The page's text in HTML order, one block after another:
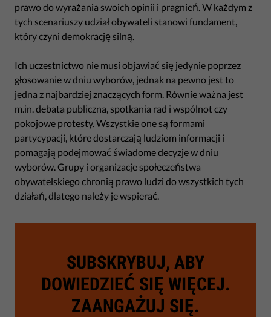
prawo do wyrażania swoich opinii i pragnień. W każdym z
tych scenariuszy udział obywateli stanowi fundament,
który czyni demokrację silną.
Ich uczestnictwo nie musi objawiać się jedynie poprzez
głosowanie w dniu wyborów, jednak na pewno jest to
jedna z najbardziej znaczących form. Równie ważna jest
m.in. debata publiczna, spotkania rad i wspólnot czy
pokojowe protesty. Wszystkie one są formami
partycypacji, które dostarczają ludziom informacji i
pomagają podejmować świadome decyzje w dniu
wyborów. Grupy i organizacje społeczeństwa
obywatelskiego chronią prawo ludzi do wszystkich tych
działań, dlatego należy je wspierać.
SUBSKRYBUJ, ABY
DOWIEDZIEĆ SIĘ WIĘCEJ.
ZAANGAŻUJ SIĘ.